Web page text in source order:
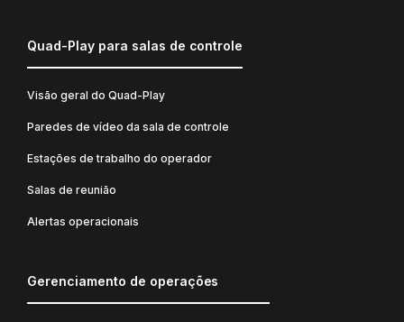
Quad-Play para salas de controle
Visão geral do Quad-Play
Paredes de vídeo da sala de controle
Estações de trabalho do operador
Salas de reunião
Alertas operacionais
Gerenciamento de operações